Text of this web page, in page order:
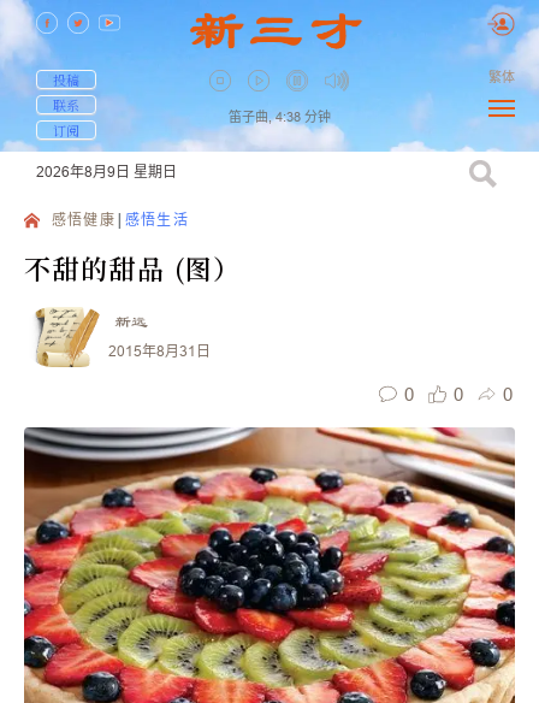
投稿
联系
订阅
笛子曲, 4:38 分钟
繁体
2026年8月9日 星期日
感悟健康 感悟生活
不甜的甜品 (图）
新远
2015年8月31日
0 0 0